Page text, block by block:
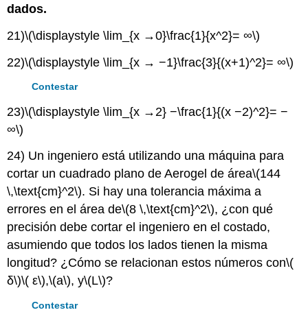
dados.
21)\(\displaystyle \lim_{x →0}\frac{1}{x^2}= ∞\)
22)\(\displaystyle \lim_{x → −1}\frac{3}{(x+1)^2}= ∞\)
Contestar
23)\(\displaystyle \lim_{x →2} −\frac{1}{(x −2)^2}= −
∞\)
24) Un ingeniero está utilizando una máquina para
cortar un cuadrado plano de Aerogel de área\(144
\,\text{cm}^2\). Si hay una tolerancia máxima a
errores en el área de\(8 \,\text{cm}^2\), ¿con qué
precisión debe cortar el ingeniero en el costado,
asumiendo que todos los lados tienen la misma
longitud? ¿Cómo se relacionan estos números con\(
δ\)\( ε\),\(a\), y\(L\)?
Contestar